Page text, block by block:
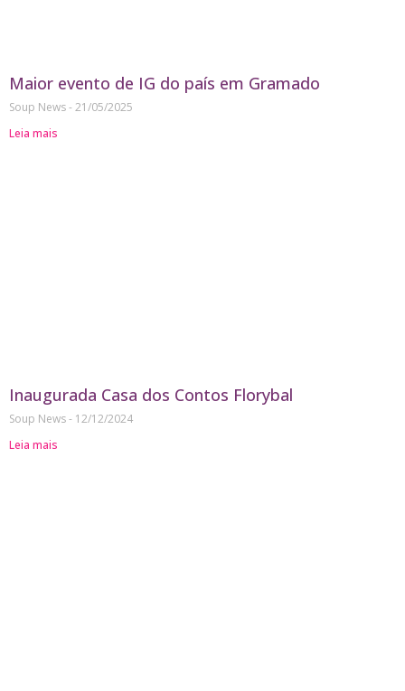
Maior evento de IG do país em Gramado
Soup News 21/05/2025
Leia mais
Inaugurada Casa dos Contos Florybal
Soup News
12/12/2024
Leia mais